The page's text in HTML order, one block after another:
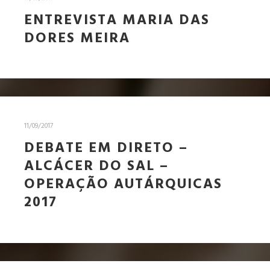
ENTREVISTA MARIA DAS
DORES MEIRA
11/09/2017
DEBATE EM DIRETO –
ALCÁCER DO SAL –
OPERAÇÃO AUTÁRQUICAS
2017